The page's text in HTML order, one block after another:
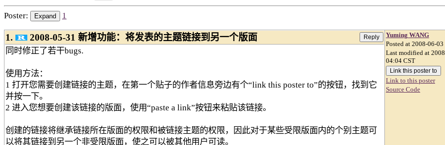
Poster: 1
1. 2008-05-31 新增功能：将发表的主题链接到另一个版面
同时修正了若干bugs.
使用方法：
1 打开您需要创建链接的主题，在第一个贴子的作者信息旁边有个“link this poster to”的按钮，找到它
并按一下。
2 进入您想要创建该链接的版面，使用“paste a link”按钮来粘贴该链接。
创建的链接将继承链接所在版面的权限和被链接主题的权限，因此对于某些受限版面内的个别主题可
以将其链接到另一个非受限版面，使之可以被其他用户可读。
Yuming WANG
Posted at 2008-06-
Last modified at
04:04 CST
Link to this poster
Source Code